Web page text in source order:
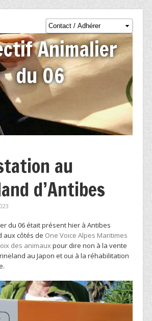
Animalier
du 06
au
d’Antibes
du 06 était présent hier à Antibes
aux côtés de One Voice Alpes Maritimes
des animaux pour dire non à la vente
au Japon et oui à la réhabilitation